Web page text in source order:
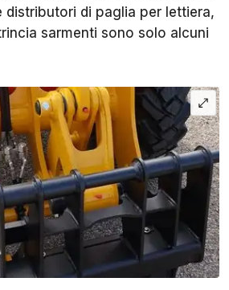
distributori di paglia per lettiera,
sarmenti sono solo alcuni